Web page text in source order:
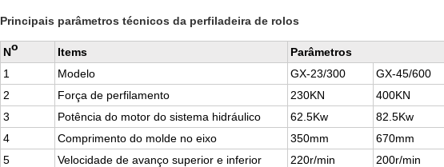
Principais parâmetros técnicos da perfiladeira de rolos
No Items
Parâmetros
1
Modelo GX-23/300 GX-45/600
2
Força de perfilamento 230KN 400KN
3
Potência do motor do sistema hidráulico 62.5Kw 82.5Kw
4
Comprimento do molde no eixo 350mm 670mm
5
Velocidade de avanço superior e inferior 220r/min 200r/min